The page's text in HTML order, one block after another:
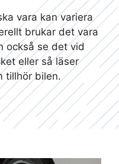
vara kan variera
brukar det vara
också se det vid
eller så läser
tillhör bilen.